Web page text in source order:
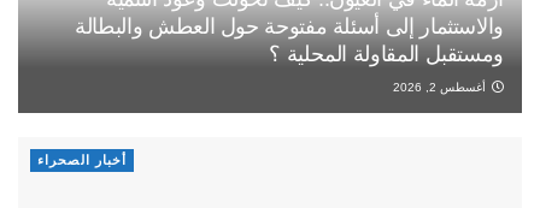
والاستثمار إلى أسئلة مفتوحة حول العطش والبطالة
ومستقبل المقاولة المحلية ؟
أغسطس 2, 2026
أخبار الصحراء